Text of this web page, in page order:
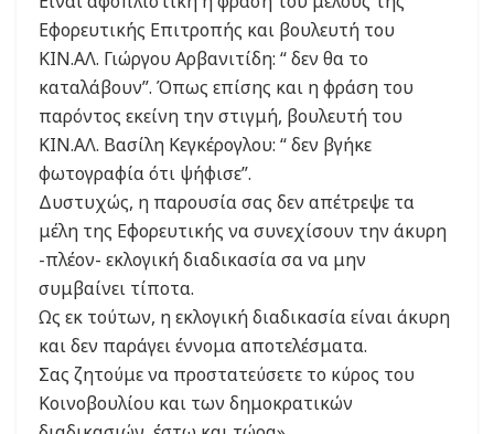
Εφορευτικής Επιτροπής και βουλευτή του
ΚΙΝ.ΑΛ. Γιώργου Αρβανιτίδη: “ δεν θα το
καταλάβουν”. Όπως επίσης και η φράση του
παρόντος εκείνη την στιγμή, βουλευτή του
ΚΙΝ.ΑΛ. Βασίλη Κεγκέρογλου: “ δεν βγήκε
φωτογραφία ότι ψήφισε”.
Δυστυχώς, η παρουσία σας δεν απέτρεψε τα
μέλη της Εφορευτικής να συνεχίσουν την άκυρη
-πλέον- εκλογική διαδικασία σα να μην
συμβαίνει τίποτα.
Ως εκ τούτων, η εκλογική διαδικασία είναι άκυρη
και δεν παράγει έννομα αποτελέσματα.
Σας ζητούμε να προστατεύσετε το κύρος του
Κοινοβουλίου και των δημοκρατικών